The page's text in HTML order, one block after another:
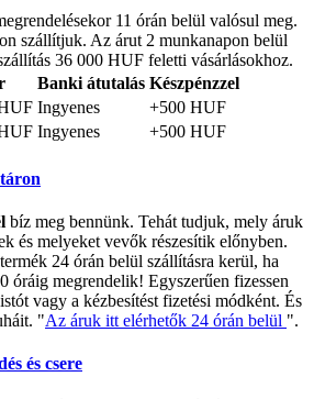
11 órán belül valósul meg.
szállítjuk. Az árut 2 munkanapon belül
36 000 HUF feletti vásárlásokhoz.
Banki átutalás Készpénzzel
Ingyenes
+500 HUF
Ingyenes +500 HUF
bíz meg bennünk. Tehát tudjuk, mely áruk
és melyeket vevők részesítik előnyben.
24 órán belül szállításra kerül, ha
óráig megrendelik! Egyszerűen fizessen
vagy a kézbesítést fizetési módként. És
"Az áruk itt elérhetők 24 órán belül ".
és csere